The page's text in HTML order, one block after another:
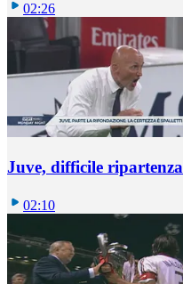
02:26
Juve, difficile ripartenza
02:10